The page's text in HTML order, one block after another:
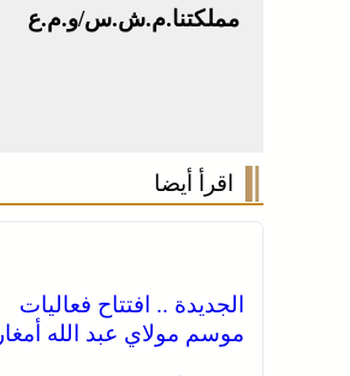
مملكتنا.م.ش.س/و.م.ع
اقرأ أيضا
الجديدة .. افتتاح فعاليات
موسم مولاي عبد الله أمغار